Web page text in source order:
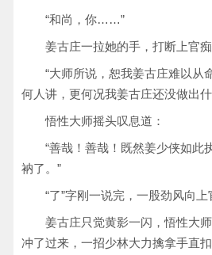
“和尚，你……”
姜古庄一拉她的手，打断上官
“大师所说，恕我姜古庄难以从
何人讲，更何况我姜古庄还没做出
悟性大师摇头叹息道：
“善哉！善哉！既然姜少侠如此
衲了。”
“了”字刚一说完，一股劲风向上
姜古庄只觉黄影一闪，悟性大
冲了过来，一招少林大力擒拿手直扣